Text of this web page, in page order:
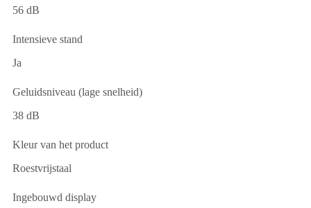
56 dB
Intensieve stand
Ja
Geluidsniveau (lage snelheid)
38 dB
Kleur van het product
Roestvrijstaal
Ingebouwd display